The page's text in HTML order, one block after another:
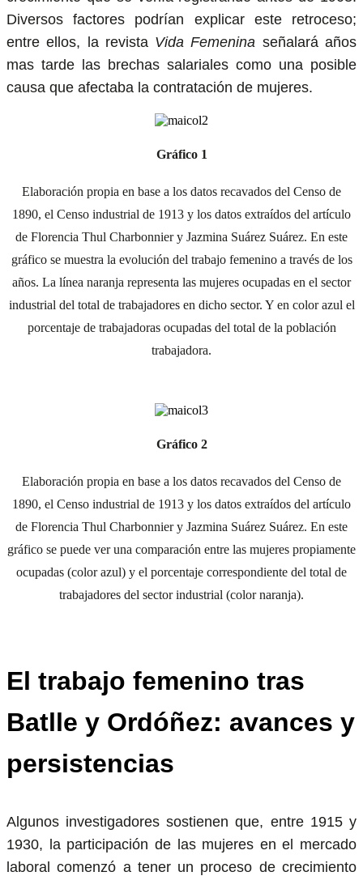
Diversos factores podrían explicar este retroceso;
entre ellos, la revista Vida Femenina señalará años
mas tarde las brechas salariales como una posible
causa que afectaba la contratación de mujeres.
Gráfico 1
Elaboración propia en base a los datos recavados del Censo de
1890, el Censo industrial de 1913 y los datos extraídos del artículo
de Florencia Thul Charbonnier y Jazmina Suárez Suárez. En este
gráfico se muestra la evolución del trabajo femenino a través de los
años. La línea naranja representa las mujeres ocupadas en el sector
industrial del total de trabajadores en dicho sector. Y en color azul el
porcentaje de trabajadoras ocupadas del total de la población
trabajadora.
Gráfico 2
Elaboración propia en base a los datos recavados del Censo de
1890, el Censo industrial de 1913 y los datos extraídos del artículo
de Florencia Thul Charbonnier y Jazmina Suárez Suárez. En este
gráfico se puede ver una comparación entre las mujeres propiamente
ocupadas (color azul) y el porcentaje correspondiente del total de
trabajadores del sector industrial (color naranja).
El trabajo femenino tras
Batlle y Ordóñez: avances y
persistencias
Algunos investigadores sostienen que, entre 1915 y
1930, la participación de las mujeres en el mercado
laboral comenzó a tener un proceso de crecimiento